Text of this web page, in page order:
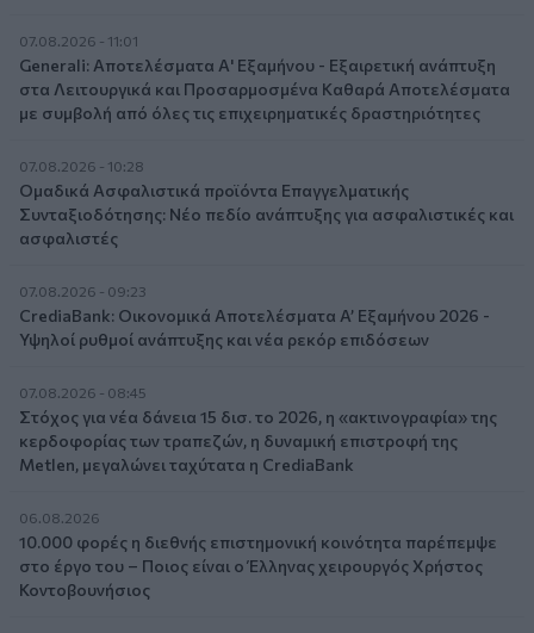
07.08.2026 - 11:01
Generali: Αποτελέσματα Α' Εξαμήνου - Εξαιρετική ανάπτυξη
στα Λειτουργικά και Προσαρμοσμένα Καθαρά Αποτελέσματα
με συμβολή από όλες τις επιχειρηματικές δραστηριότητες
07.08.2026 - 10:28
Ομαδικά Ασφαλιστικά προϊόντα Επαγγελματικής
Συνταξιοδότησης: Νέο πεδίο ανάπτυξης για ασφαλιστικές και
ασφαλιστές
07.08.2026 - 09:23
CrediaBank: Οικονομικά Αποτελέσματα A’ Εξαμήνου 2026 -
Υψηλοί ρυθμοί ανάπτυξης και νέα ρεκόρ επιδόσεων
07.08.2026 - 08:45
Στόχος για νέα δάνεια 15 δισ. το 2026, η «ακτινογραφία» της
κερδοφορίας των τραπεζών, η δυναμική επιστροφή της
Metlen, μεγαλώνει ταχύτατα η CrediaBank
06.08.2026
10.000 φορές η διεθνής επιστημονική κοινότητα παρέπεμψε
στο έργο του – Ποιος είναι ο Έλληνας χειρουργός Χρήστος
Κοντοβουνήσιος